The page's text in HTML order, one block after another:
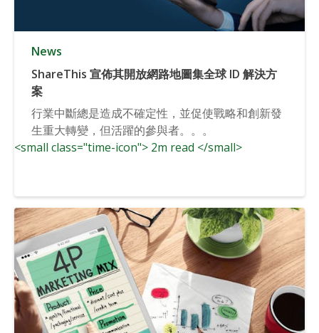
News
ShareThis 宣佈其開放網路地圖集全球 ID 解決方
案
行業中斷總是造成不確定性，並促使戰略和創新發
生重大轉變，但活躍的參與者。。。
<small class="time-icon"> 2m read </small>